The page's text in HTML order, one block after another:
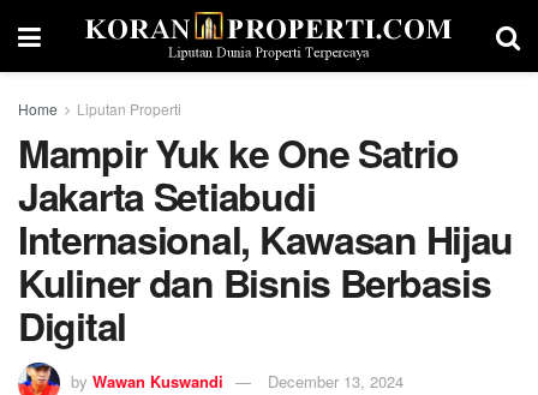
Home Liputan Properti
Mampir Yuk ke One Satrio
Jakarta Setiabudi
Internasional, Kawasan Hijau
Kuliner dan Bisnis Berbasis
Digital
by Wawan Kuswandi December 13, 2024